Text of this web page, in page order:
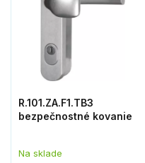
R.101.ZA.F1.TB3
bezpečnostné kovanie
Na sklade